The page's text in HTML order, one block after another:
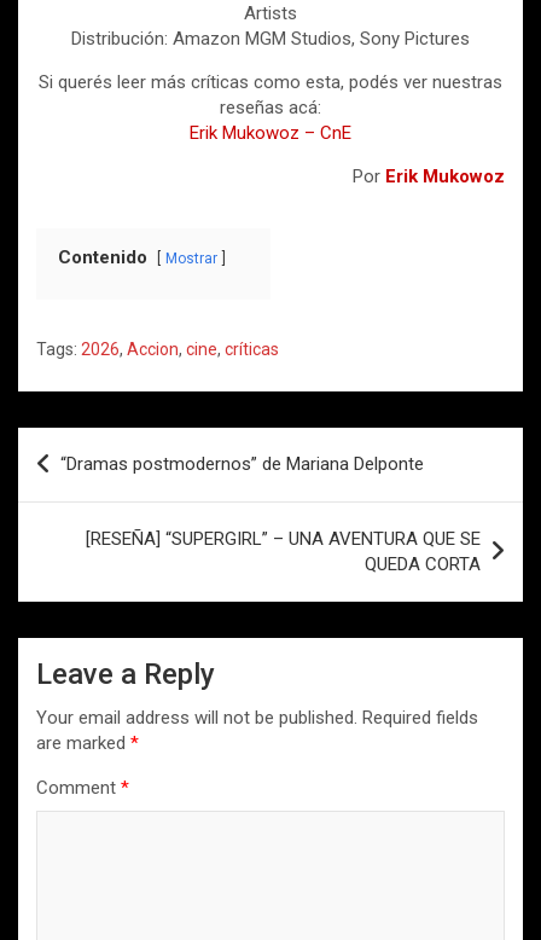
Artists
Distribución: Amazon MGM Studios, Sony Pictures
Si querés leer más críticas como esta, podés ver nuestras
reseñas acá:
Erik Mukowoz – CnE
Por Erik Mukowoz
Contenido Mostrar
Tags: 2026, Accion, cine, críticas
Post
navigation
“Dramas postmodernos” de Mariana Delponte
[RESEÑA] “SUPERGIRL” – UNA AVENTURA QUE SE
QUEDA CORTA
Leave a Reply
Your email address will not be published. Required fields
are marked *
Comment *